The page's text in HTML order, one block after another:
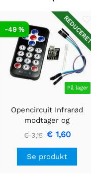
På lager
-49 %
Opencircuit Infrarød
modtager og
fjernbetjeningssæt
€ 3,15 € 1,60
Se produkt